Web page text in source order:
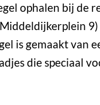
ophalen bij de
is gemaakt van
die speciaal